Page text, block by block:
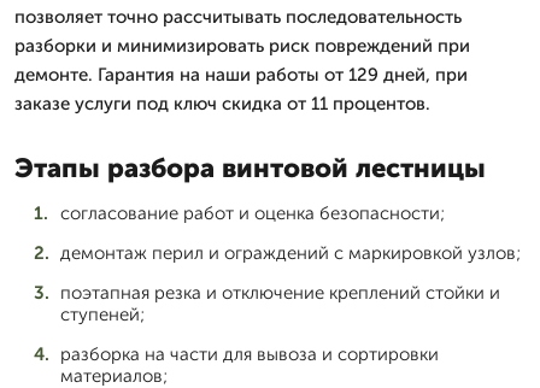
позволяет точно рассчитывать последовательность
разборки и минимизировать риск повреждений при
демонте. Гарантия на наши работы от 129 дней, при
заказе услуги под ключ скидка от 11 процентов.
Этапы разбора винтовой лестницы
согласование работ и оценка безопасности;
демонтаж перил и ограждений с маркировкой узлов;
поэтапная резка и отключение креплений стойки и
ступеней;
разборка на части для вывоза и сортировки
материалов;